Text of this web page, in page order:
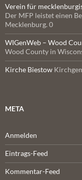
Verein für
Der MFP leistet einen
Mecklenburg. 0
WIGenWeb – Wood
Wood County in
Kirche Biestow
META
Anmelden
Eintrags-Feed
Kommentar-Feed